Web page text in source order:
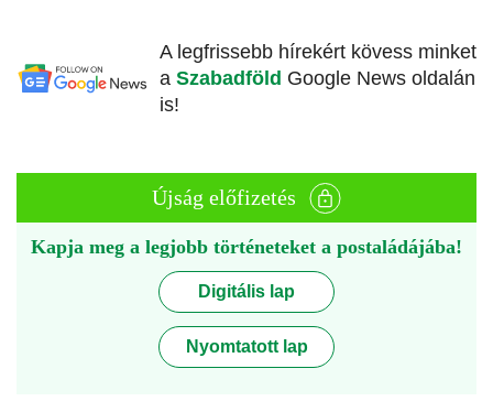
A legfrissebb hírekért kövess minket
a Szabadföld Google News oldalán
is!
Újság előfizetés
Kapja meg a legjobb történeteket a postaládájába!
Digitális lap
Nyomtatott lap